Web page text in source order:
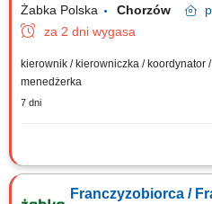
Żabka Polska Chorzów
za 2 dni wygasa
kierownik / kierowniczka / koordynator
menedżerka
7 dni
Główne zadania: Prowadzenie
obsługi. Monitorowanie stanów
Franczyzobiorca /